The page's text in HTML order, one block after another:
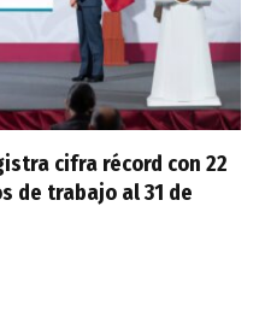
cifra récord con 22
de trabajo al 31 de